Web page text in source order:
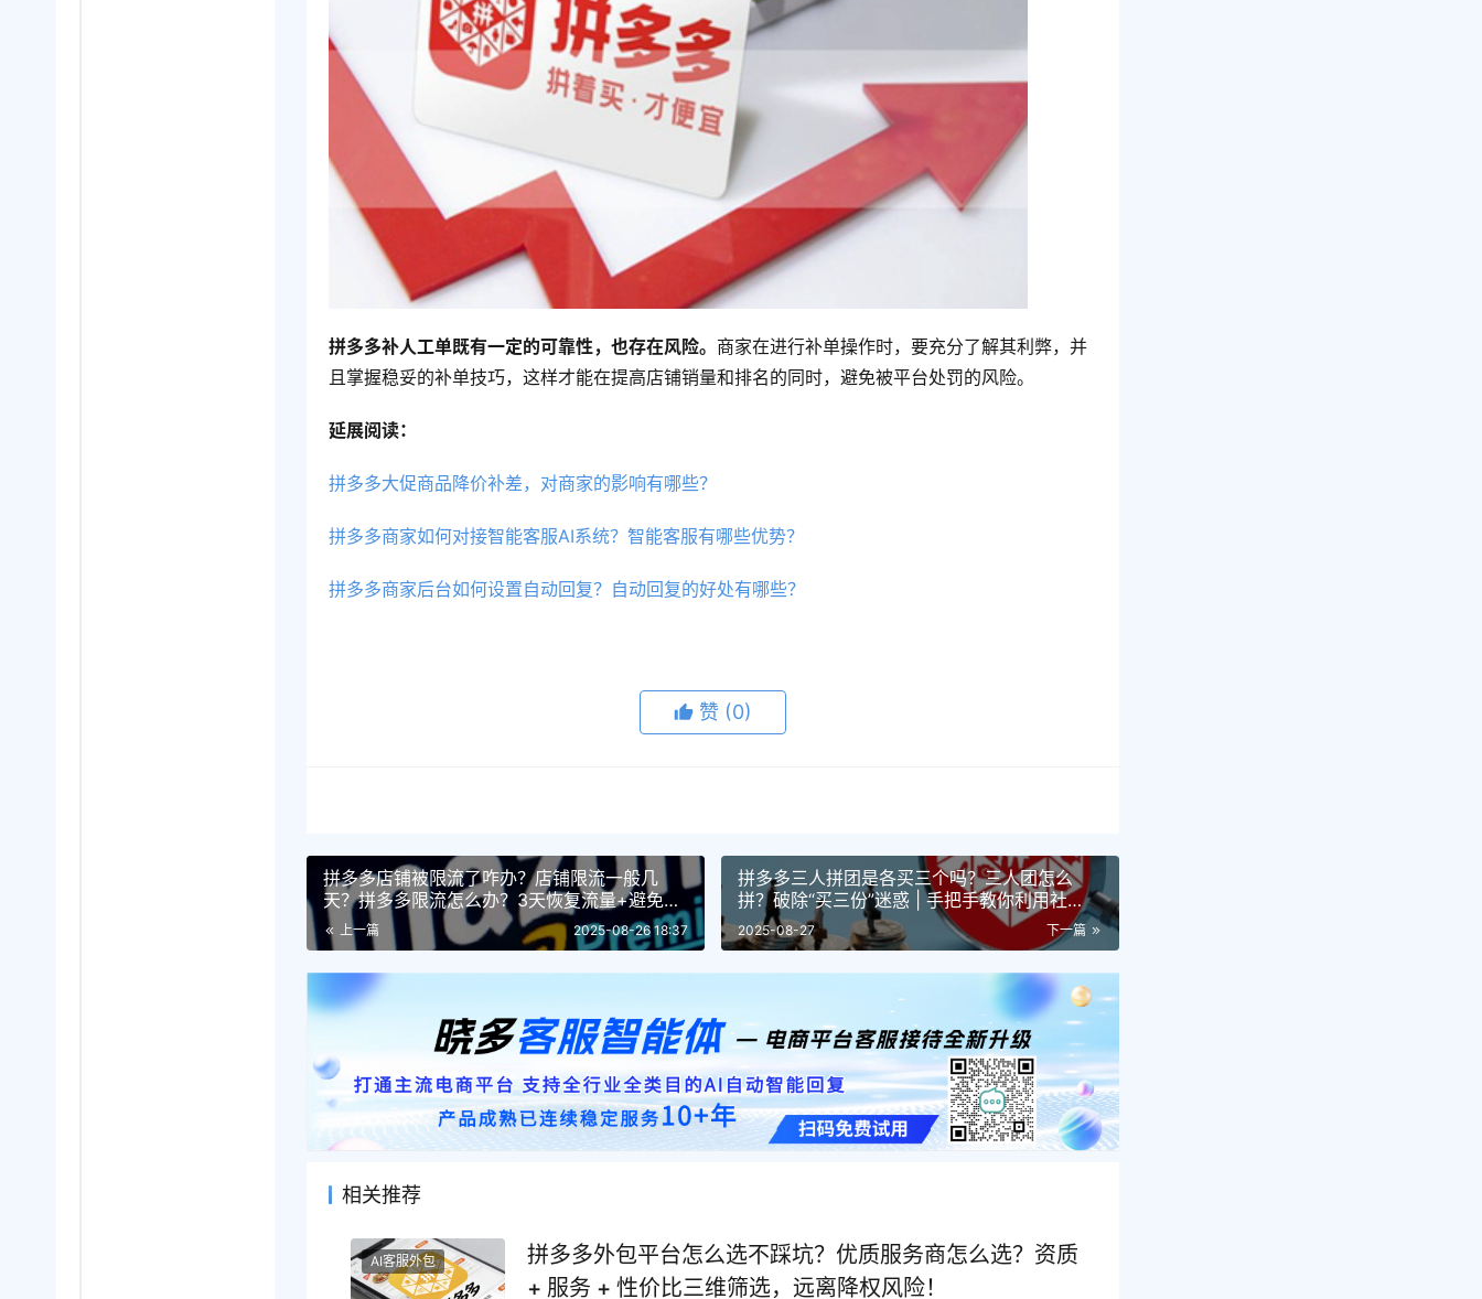
拼多多补人工单既有一定的可靠性，也存在风险。 商家在进行补单操作时，要充分了解其利弊，并
且掌握稳妥的补单技巧，这样才能在提高店铺销量和排名的同时，避免被平台处罚的风险。
延展阅读：
拼多多大促商品降价补差，对商家的影响有哪些？
拼多多商家如何对接智能客服AI系统？智能客服有哪些优势？
拼多多商家后台如何设置自动回复？自动回复的好处有哪些？
赞 (0)
拼多多店铺被限流了咋办？店铺限流一般几
天？拼多多限流怎么办？3天恢复流量+避免二
次限流全攻略！
上一篇 2025-08-26 18:37
拼多多三人拼团是各买三个吗？三人团怎么
拼？破除“买三份”迷惑 | 手把手教你利用社
交、评论区、客服、社群快速成团！
下一篇
2025-08-27
相关推荐
AI客服外包
拼多多外包平台怎么选不踩坑？优质服务商怎么选？资质
+ 服务 + 性价比三维筛选，远离降权风险！